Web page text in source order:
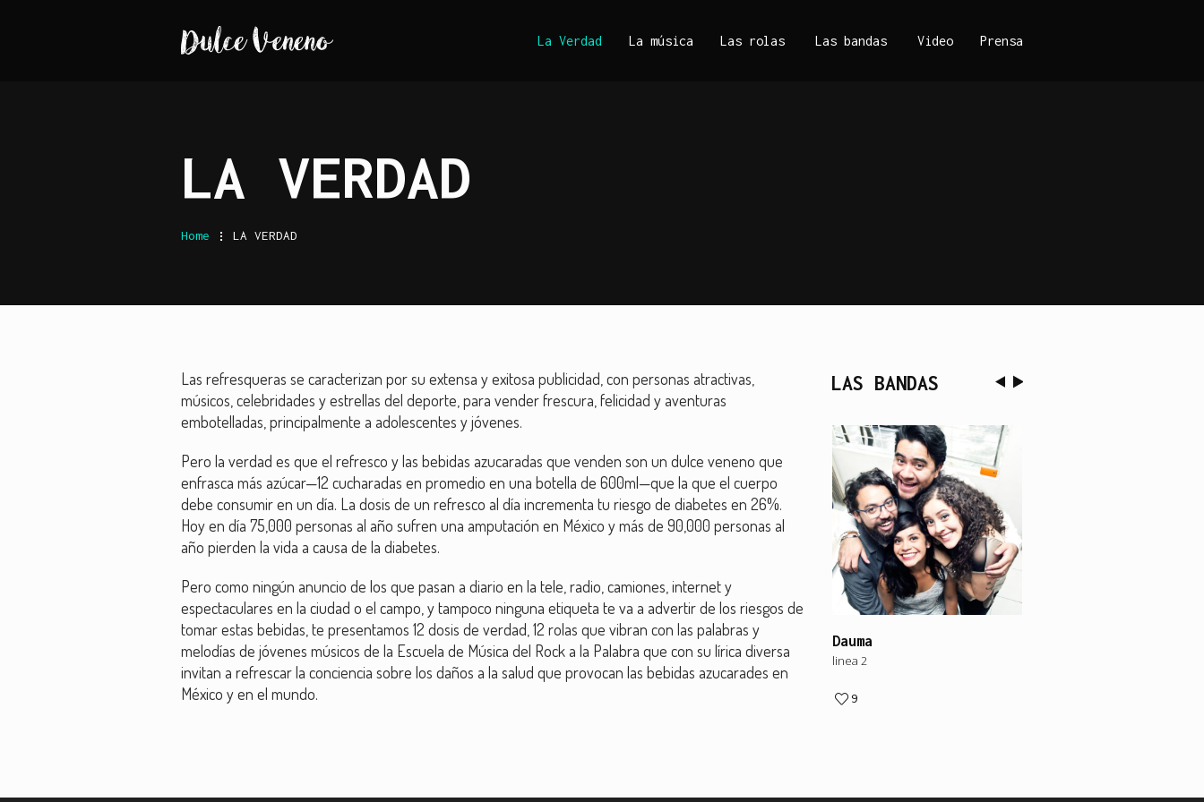
La Verdad La música Las rolas Las bandas Video Prensa
LA VERDAD
Home . LA VERDAD
Las refresqueras se caracterizan por su extensa y exitosa publicidad, con personas atractivas,
músicos, celebridades y estrellas del deporte, para vender frescura, felicidad y aventuras
embotelladas, principalmente a adolescentes y jóvenes.
Pero la verdad es que el refresco y las bebidas azucaradas que venden son un dulce veneno que
enfrasca más azúcar—12 cucharadas en promedio en una botella de 600ml—que la que el cuerpo
debe consumir en un día. La dosis de un refresco al día incrementa tu riesgo de diabetes en 26%.
Hoy en día 75,000 personas al año sufren una amputación en México y más de 90,000 personas al
año pierden la vida a causa de la diabetes.
Pero como ningún anuncio de los que pasan a diario en la tele, radio, camiones, internet y
espectaculares en la ciudad o el campo, y tampoco ninguna etiqueta te va a advertir de los riesgos de
tomar estas bebidas, te presentamos 12 dosis de verdad, 12 rolas que vibran con las palabras y
melodías de jóvenes músicos de la Escuela de Música del Rock a la Palabra que con su lírica diversa
invitan a refrescar la conciencia sobre los daños a la salud que provocan las bebidas azucarades en
México y en el mundo.
LAS BANDAS
Dauma
linea 2
9